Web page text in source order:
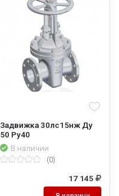
Задвижка 30лс15нж Ду
50 Ру40
В наличии
(0)
17 145